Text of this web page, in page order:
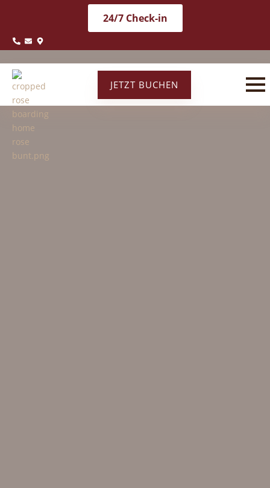
24/7 Check-in
JETZT BUCHEN